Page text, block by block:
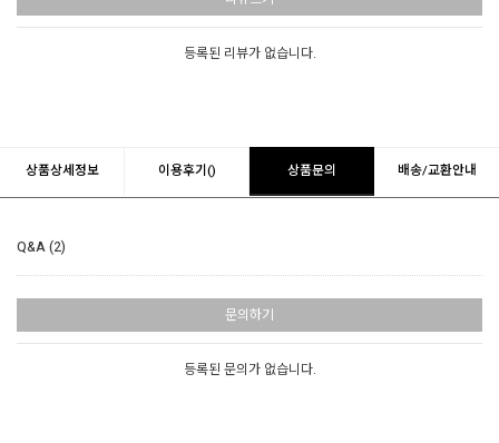
등록된 리뷰가 없습니다.
상품상세정보 이용후기() 상품문의 배송/교환안내
Q&A (2)
문의하기
등록된 문의가 없습니다.